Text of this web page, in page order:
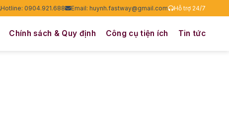
Hotline: 0904.921.688 Email: huynh.fastway@gmail.com Hỗ trợ 24/7
Chính sách & Quy định Công cụ tiện ích Tin tức